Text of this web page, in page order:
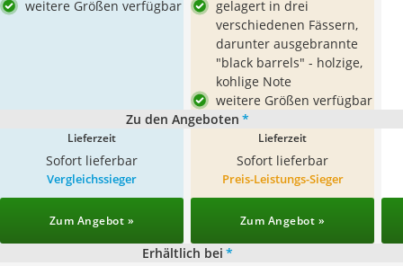
weitere Größen verfügbar
gelagert in drei
verschiedenen Fässern,
darunter ausgebrannte
"black barrels" - holzige,
kohlige Note
weitere Größen verfügbar
Zu den Angeboten *
Lieferzeit
Sofort lieferbar
Lieferzeit
Sofort lieferbar
Vergleichssieger
Zum Angebot »
Preis-Leistungs-Sieger
Zum Angebot »
Erhältlich bei *